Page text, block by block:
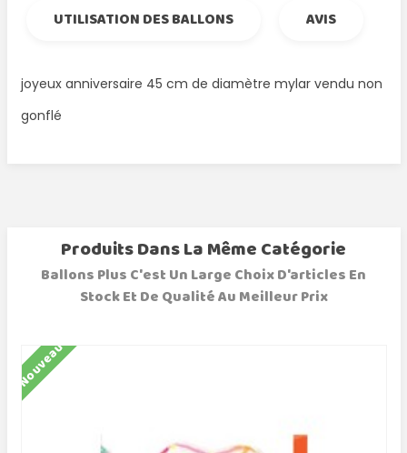
UTILISATION DES BALLONS AVIS
joyeux anniversaire 45 cm de diamètre mylar vendu non
gonflé
Produits Dans La Même Catégorie
Ballons Plus C'est Un Large Choix D'articles En
Stock Et De Qualité Au Meilleur Prix
Nouveau